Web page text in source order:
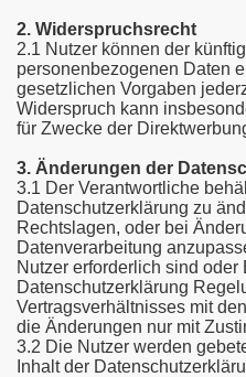
2. Widerspruchsrecht
2.1 Nutzer können der
personenbezogenen Daten
gesetzlichen Vorgaben
Widerspruch kann
für Zwecke der
3. Änderungen der
3.1 Der Verantwortliche
Datenschutzerklärung zu
Rechtslagen, oder bei
Datenverarbeitung
Nutzer erforderlich sind oder
Datenschutzerklärung
Vertragsverhältnisses mit
die Änderungen nur mit
3.2 Die Nutzer werden
Inhalt der